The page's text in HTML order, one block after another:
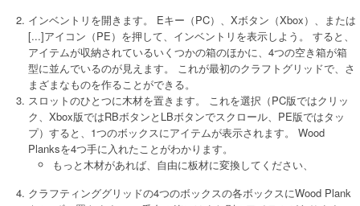
インベントリを開きます。 Eキー（PC）、Xボタン（Xbox）、または
[...]アイコン（PE）を押して、インベントリを表示しよう。 すると、
アイテムが収納されているいくつかの箱のほかに、4つの空き箱が箱
型に並んでいるのが見えます。 これが最初のクラフトグリッドで、さ
まざまなものを作ることができる。
スロットのひとつに木材を置きます。 これを選択（PC版ではクリッ
ク、Xbox版ではRBボタンとLBボタンでスクロール、PE版ではタッ
プ）すると、1つのボックスにアイテムが表示されます。 Wood
Planksを4つ手に入れたことがわかります。
もっと木材があれば、自由に板材に変換してください、
クラフティンググリッドの4つのボックスの各ボックスにWood Plank